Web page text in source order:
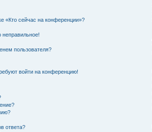
«Кто сейчас на конференции»?
пользователя?
войти на конференцию!
ответа?